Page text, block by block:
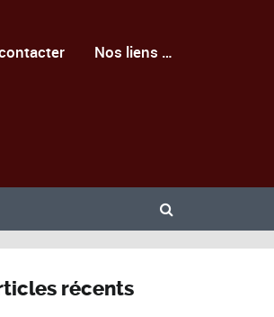
Nos liens …
récents